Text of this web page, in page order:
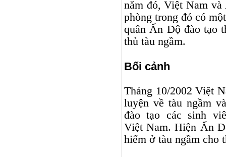
năm đó, Việt Nam và
phòng trong đó có
quân Ấn Độ đào tạo
thủ tàu ngầm.
Bối cảnh
Tháng 10/2002 Việt
luyện về tàu ngầm
đào tạo các sinh
ViệtNam. Hiện Ấn
hiểm ở tàu ngầm cho